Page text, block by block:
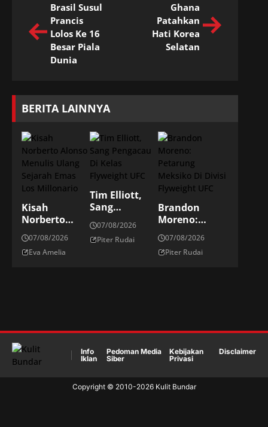
Brasil Susul
Prancis
Lolos Ke 16
Besar Piala
Dunia
Ghana
Patahkan
Hati Korea
Selatan
BERITA LAINNYA
Kisah
Norberto
Alonso
Menulis
Ulang Sejarah
07/08/2026
Eva Amelia
Tim Elliott,
Sang
Pengacau Di
Kelas
Flyweight UFC
07/08/2026
Piter Rudai
Brandon
Moreno:
Petarung
Meksiko Di
Divisi
07/08/2026
Piter Rudai
Info
Iklan
Pedoman Media
Siber
Kebijakan
Privasi
Disclaimer
Copyright © 2010-2026Kulit Bundar